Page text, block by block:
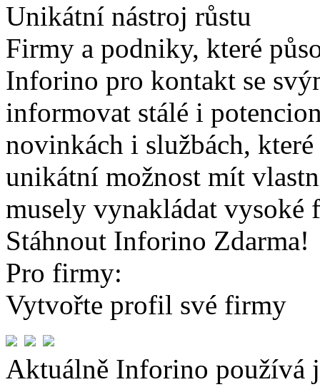
Unikátní nástroj růstu
Firmy a podniky, které
Inforino pro kontakt se
informovat stálé i
novinkách i službách,
unikátní možnost mít
musely vynakládat vysoké
Stáhnout Inforino Zdarma!
Pro firmy:
Vytvořte profil své firmy
Aktuálně Inforino používá